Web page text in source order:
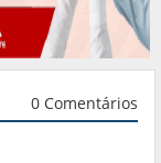
0 Comentários